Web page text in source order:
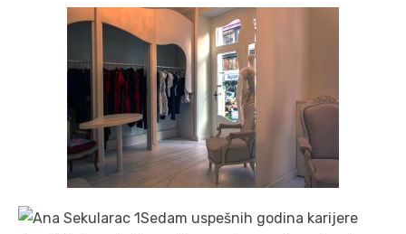
Sedam uspešnih godina karijere